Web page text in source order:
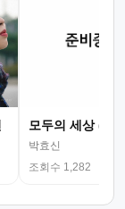
모두의 세상 (뮤
박효신
조회수 1,282